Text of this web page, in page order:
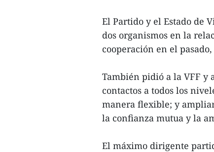
El Partido y el Estado de
dos organismos en la
cooperación en el
También pidió a la VFF y
contactos a todos los
manera flexible; y
la confianza mutua y la
El máximo dirigente